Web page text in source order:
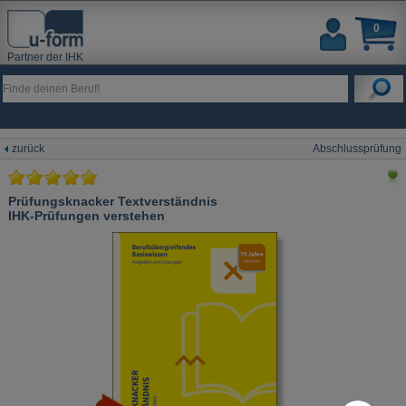
Partner der IHK
0
zurück Abschlussprüfung
Prüfungsknacker Textverständnis
IHK-Prüfungen verstehen